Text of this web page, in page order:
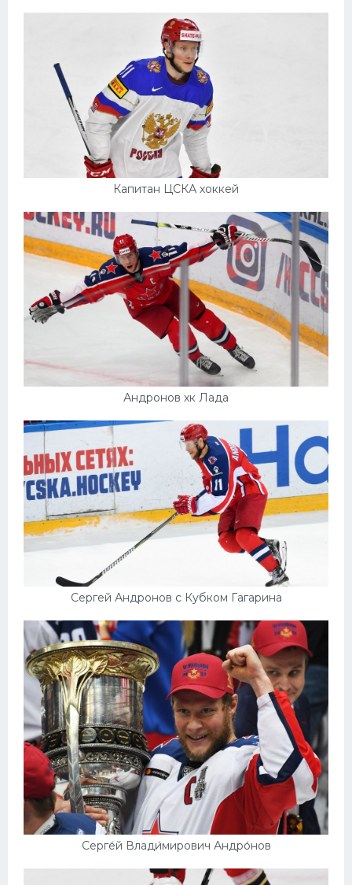
Капитан ЦСКА хоккей
Андронов хк Лада
Сергей Андронов с Кубком Гагарина
Серге́й Влади́мирович Андро́нов